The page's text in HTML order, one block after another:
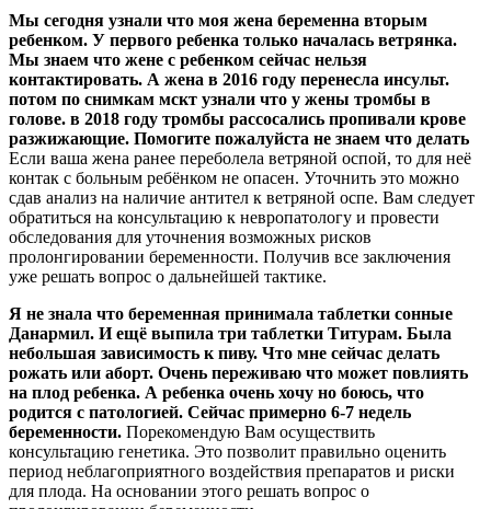
Мы сегодня узнали что моя жена беременна вторым
ребенком. У первого ребенка только началась ветрянка.
Мы знаем что жене с ребенком сейчас нельзя
контактировать. А жена в 2016 году перенесла инсульт.
потом по снимкам мскт узнали что у жены тромбы в
голове. в 2018 году тромбы рассосались пропивали крове
разжижающие. Помогите пожалуйста не знаем что делать
Если ваша жена ранее переболела ветряной оспой, то для неё
контак с больным ребёнком не опасен. Уточнить это можно
сдав анализ на наличие антител к ветряной оспе. Вам следует
обратиться на консультацию к невропатологу и провести
обследования для уточнения возможных рисков
пролонгировании беременности. Получив все заключения
уже решать вопрос о дальнейшей тактике.
Я не знала что беременная принимала таблетки сонные
Данармил. И ещё выпила три таблетки Титурам. Была
небольшая зависимость к пиву. Что мне сейчас делать
рожать или аборт. Очень переживаю что может повлиять
на плод ребенка. А ребенка очень хочу но боюсь, что
родится с патологией. Сейчас примерно 6-7 недель
беременности. Порекомендую Вам осуществить
консультацию генетика. Это позволит правильно оценить
период неблагоприятного воздействия препаратов и риски
для плода. На основании этого решать вопрос о